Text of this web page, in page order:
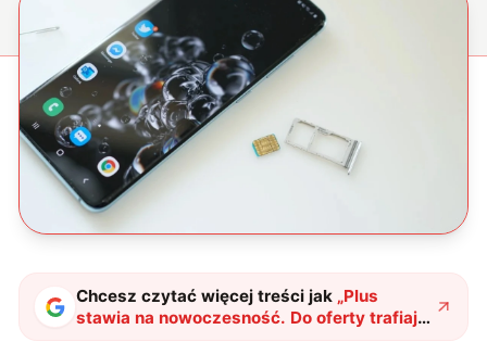
Chcesz czytać więcej treści jak „Plus
stawia na nowoczesność. Do oferty trafiają